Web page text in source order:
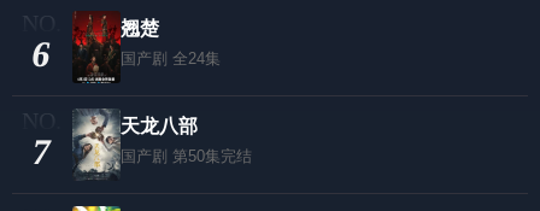
6
翘楚
国产剧 全24集
7
天龙八部
国产剧 第50集完结